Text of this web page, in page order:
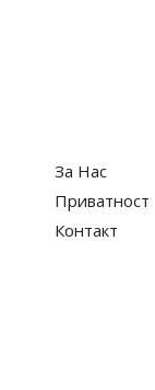
За Нас
Приватност
Контакт